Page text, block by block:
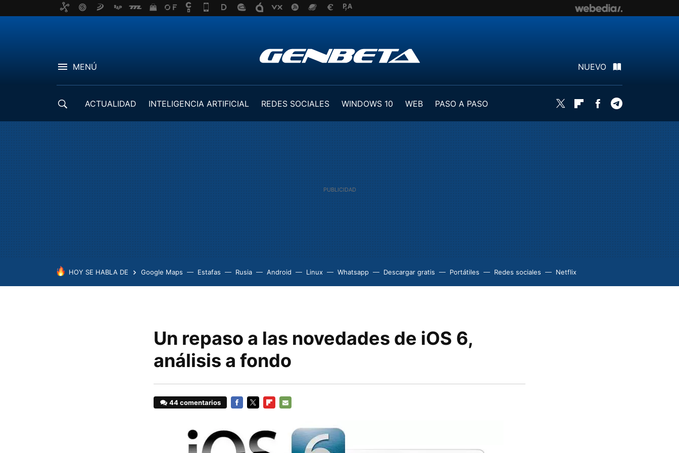
MENÚ NUEVO
ACTUALIDAD INTELIGENCIA ARTIFICIAL REDES SOCIALES WINDOWS 10 WEB
PASO A PASO
Twitter FlipboardFacebook
HOY SE HABLA DE Google Maps Estafas Rusia Android Linux Whatsapp Descargar gratis Portátiles Redes sociales Netflix
Un repaso a las novedades de iOS 6,
análisis a fondo
44 comentarios